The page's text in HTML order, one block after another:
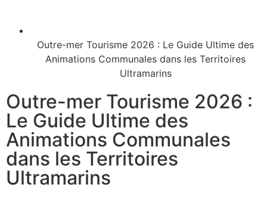
Outre-mer Tourisme 2026 : Le Guide Ultime des
Animations Communales dans les Territoires
Ultramarins
Outre-mer Tourisme 2026 :
Le Guide Ultime des
Animations Communales
dans les Territoires
Ultramarins